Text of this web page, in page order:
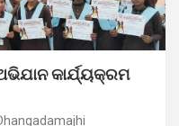
କାର୍ଯ୍ୟକ୍ରମ